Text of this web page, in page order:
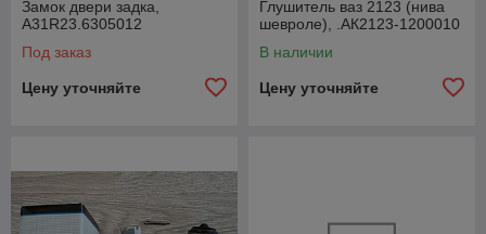
Замок двери задка,
А31R23.6305012
Под заказ
Цену уточняйте
Глушитель ваз 2123 (нива
шевроле), .АК2123-1200010
В наличии
Цену уточняйте